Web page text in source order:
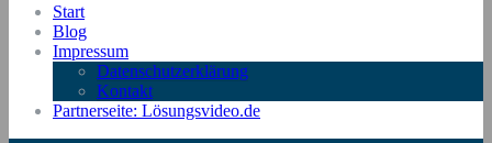
Start
Blog
Impressum
Datenschutzerklärung
Kontakt
Partnerseite: Lösungsvideo.de